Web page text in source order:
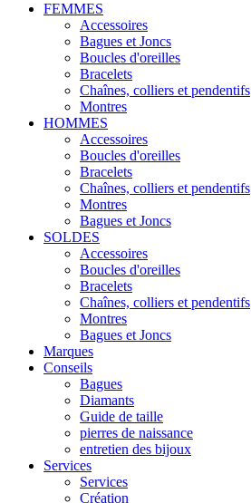
FEMMES
Accessoires
Bagues et Joncs
Boucles d'oreilles
Bracelets
Chaînes, colliers et pendentifs
Montres
HOMMES
Accessoires
Boucles d'oreilles
Bracelets
Chaînes, colliers et pendentifs
Montres
Bagues et Joncs
SOLDES
Accessoires
Boucles d'oreilles
Bracelets
Chaînes, colliers et pendentifs
Montres
Bagues et Joncs
Marques
Conseils
Bagues
Diamants
Guide de taille
pierres de naissance
entretien des bijoux
Services
Services
Création